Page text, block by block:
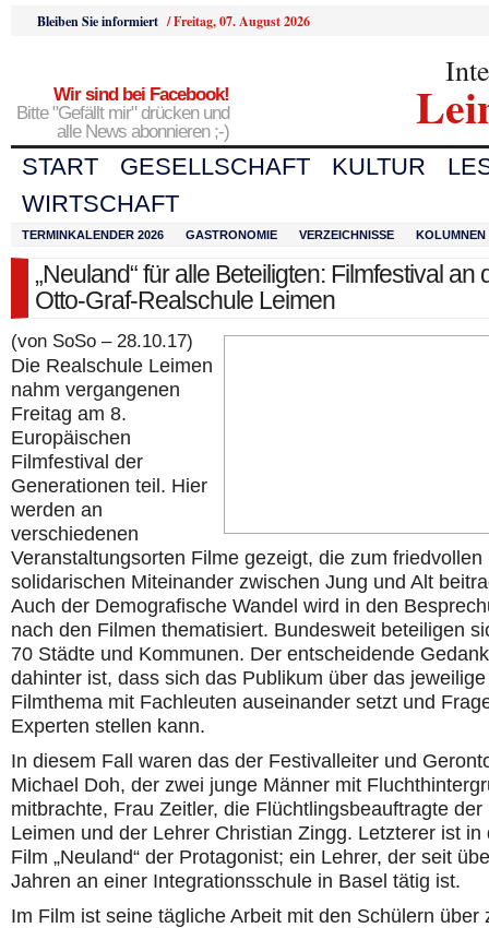
Bleiben Sie informiert /Freitag, 07. August 2026
Wir sind bei Facebook!
Bitte "Gefällt mir" drücken und
alle News abonnieren ;-)
START GESELLSCHAFT KULTUR
WIRTSCHAFT
TERMINKALENDER 2026 GASTRONOMIE VERZEICHNISSE KOLUMNEN
„Neuland“ für alle Beteiligten: Filmfestival an
Otto-Graf-Realschule Leimen
(von SoSo – 28.10.17)
Die Realschule Leimen
nahm vergangenen
Freitag am 8.
Europäischen
Filmfestival der
Generationen teil. Hier
werden an
verschiedenen
Veranstaltungsorten Filme gezeigt, die zum friedvollen
solidarischen Miteinander zwischen Jung und Alt
Auch der Demografische Wandel wird in den
nach den Filmen thematisiert. Bundesweit beteiligen
70 Städte und Kommunen. Der entscheidende
dahinter ist, dass sich das Publikum über das jeweilige
Filmthema mit Fachleuten auseinander setzt und
Experten stellen kann.
In diesem Fall waren das der Festivalleiter und
Michael Doh, der zwei junge Männer mit
mitbrachte, Frau Zeitler, die Flüchtlingsbeauftragte der
Leimen und der Lehrer Christian Zingg. Letzterer ist in
Film „Neuland“ der Protagonist; ein Lehrer, der seit
Jahren an einer Integrationsschule in Basel tätig ist.
Im Film ist seine tägliche Arbeit mit den Schülern über